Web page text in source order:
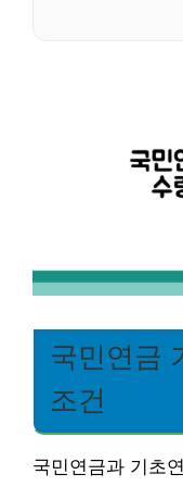
국민연금
조건
국민연금과 기초